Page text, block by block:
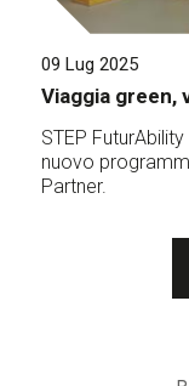
09 Lug 2025
Viaggia green,
STEP
nuovo
Partner.